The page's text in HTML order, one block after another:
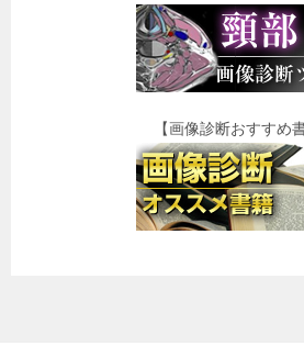
【画像診断おすすめ